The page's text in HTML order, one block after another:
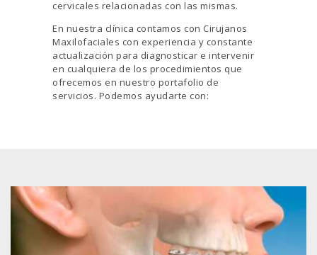
cervicales relacionadas con las mismas.
En nuestra clínica contamos con Cirujanos
Maxilofaciales con experiencia y constante
actualización para diagnosticar e intervenir
en cualquiera de los procedimientos que
ofrecemos en nuestro portafolio de
servicios. Podemos ayudarte con: